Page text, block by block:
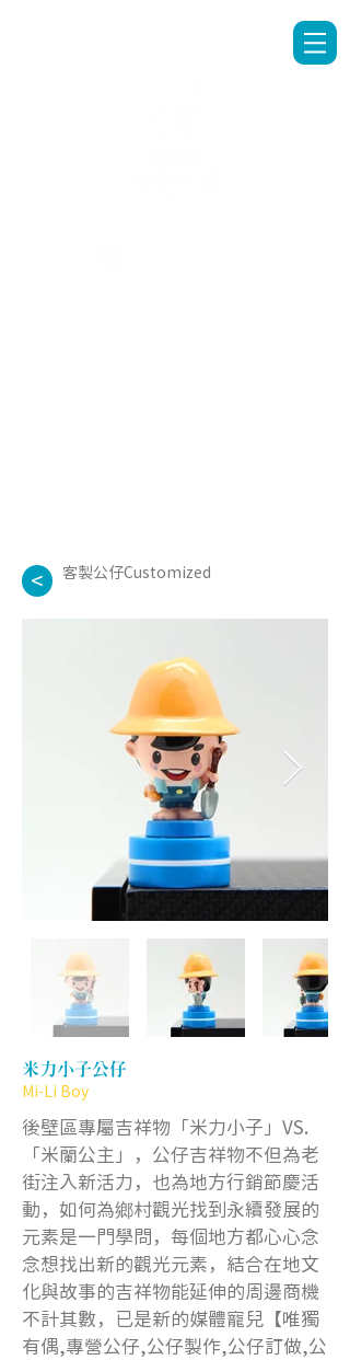
< 客製公仔Customized
米力小子公仔
Mi-Li Boy
後壁區專屬吉祥物「米力小子」VS.
「米蘭公主」，公仔吉祥物不但為老
街注入新活力，也為地方行銷節慶活
動，如何為鄉村觀光找到永續發展的
元素是一門學問，每個地方都心心念
念想找出新的觀光元素，結合在地文
化與故事的吉祥物能延伸的周邊商機
不計其數，已是新的媒體寵兒【唯獨
有偶,專營公仔,公仔製作,公仔訂做,公